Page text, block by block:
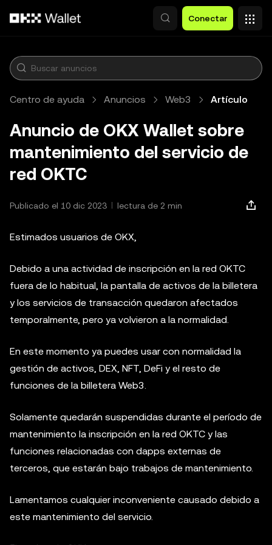
Conectar
Centro de ayuda Anuncios Web3 Artículo
Anuncio de OKX Wallet sobre
mantenimiento del servicio de
red OKTC
Publicado el 10 dic 2023 lectura de 2 min
Estimados usuarios de OKX,
Debido a una actividad de inscripción en la red OKTC
fuera de lo habitual, la pantalla de activos de la billetera
y los servicios de transacción quedaron afectados
temporalmente, pero ya volvieron a la normalidad.
En este momento ya puedes usar con normalidad la
gestión de activos, DEX, NFT, DeFi y el resto de
funciones de la billetera Web3.
Solamente quedarán suspendidas durante el período de
mantenimiento la inscripción en la red OKTC y las
funciones relacionadas con dapps externas de
terceros, que estarán bajo trabajos de mantenimiento.
Lamentamos cualquier inconveniente causado debido a
este mantenimiento del servicio.